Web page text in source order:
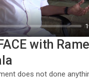
with
does not done